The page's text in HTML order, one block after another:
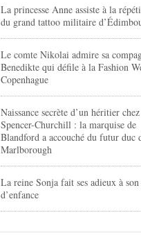
La princesse Anne assiste à la
du grand tattoo militaire
Le comte Nikolai admire sa
Benedikte qui défile à la Fashion
Copenhague
Naissance secrète d’un héritier
Spencer-Churchill : la marquise de
Blandford a accouché du futur duc
Marlborough
La reine Sonja fait ses adieux à
d’enfance